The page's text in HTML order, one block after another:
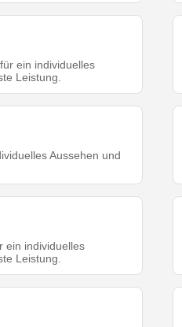
ein individuelles
Leistung.
Aussehen und
ein individuelles
Leistung.